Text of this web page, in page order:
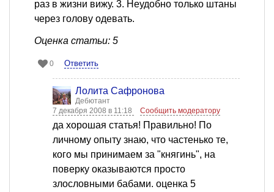
раз в жизни вижу. 3. Неудобно только штаны
через голову одевать.
Оценка статьи: 5
0 Ответить
Лолита Сафронова
Дебютант
7 декабря 2008 в 11:18
Сообщить модератору
да хорошая статья! Правильно! По
личному опыту знаю, что частенько те,
кого мы принимаем за "княгинь", на
поверку оказываются просто
злословными бабами. оценка 5